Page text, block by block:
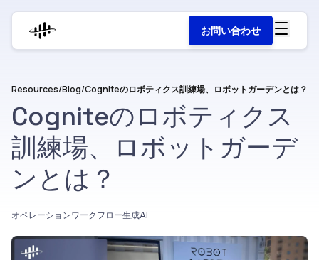
お問い合わせ
Resources/Blog/Cogniteのロボティクス訓練場、ロボットガーデンとは？
Cogniteのロボティクス
訓練場、ロボットガーデ
ンとは？
オペレーションワークフロー生成AI